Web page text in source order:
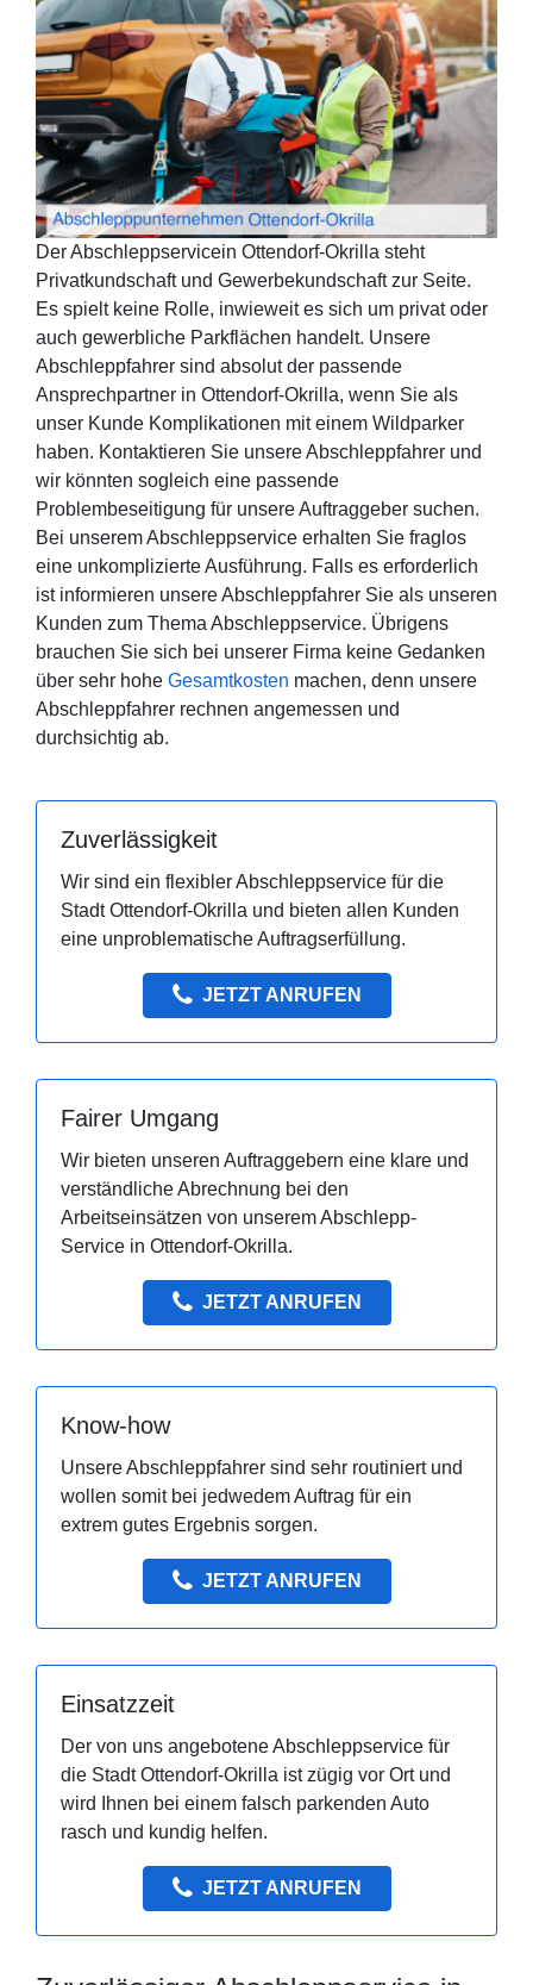
Der Abschleppservicein Ottendorf-Okrilla steht
Privatkundschaft und Gewerbekundschaft zur Seite.
Es spielt keine Rolle, inwieweit es sich um privat oder
auch gewerbliche Parkflächen handelt. Unsere
Abschleppfahrer sind absolut der passende
Ansprechpartner in Ottendorf-Okrilla, wenn Sie als
unser Kunde Komplikationen mit einem Wildparker
haben. Kontaktieren Sie unsere Abschleppfahrer und
wir könnten sogleich eine passende
Problembeseitigung für unsere Auftraggeber suchen.
Bei unserem Abschleppservice erhalten Sie fraglos
eine unkomplizierte Ausführung. Falls es erforderlich
ist informieren unsere Abschleppfahrer Sie als unseren
Kunden zum Thema Abschleppservice. Übrigens
brauchen Sie sich bei unserer Firma keine Gedanken
über sehr hohe Gesamtkosten machen, denn unsere
Abschleppfahrer rechnen angemessen und
durchsichtig ab.
Zuverlässigkeit
Wir sind ein flexibler Abschleppservice für die
Stadt Ottendorf-Okrilla und bieten allen Kunden
eine unproblematische Auftragserfüllung.
JETZT ANRUFEN
Fairer Umgang
Wir bieten unseren Auftraggebern eine klare und
verständliche Abrechnung bei den
Arbeitseinsätzen von unserem Abschlepp-
Service in Ottendorf-Okrilla.
JETZT ANRUFEN
Know-how
Unsere Abschleppfahrer sind sehr routiniert und
wollen somit bei jedwedem Auftrag für ein
extrem gutes Ergebnis sorgen.
JETZT ANRUFEN
Einsatzzeit
Der von uns angebotene Abschleppservice für
die Stadt Ottendorf-Okrilla ist zügig vor Ort und
wird Ihnen bei einem falsch parkenden Auto
rasch und kundig helfen.
JETZT ANRUFEN